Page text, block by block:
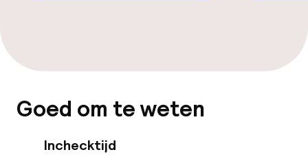
Goed om te weten
Inchecktijd